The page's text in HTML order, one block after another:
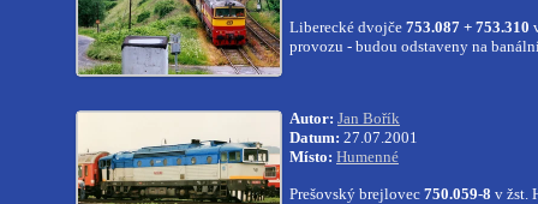
Liberecké dvojče 753.087 + 753.310
provozu - budou odstaveny na
Autor: Jan Bořík
Datum: 27.07.2001
Místo: Humenné
Prešovský brejlovec 750.059-8 v žst.